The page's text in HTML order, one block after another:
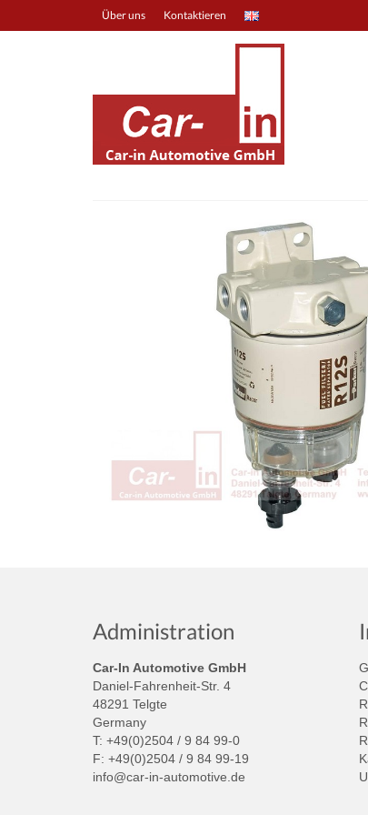
Über uns Kontaktieren
Administration
Car-In Automotive GmbH
Daniel-Fahrenheit-Str. 4
48291 Telgte
Germany
T: +49(0)2504 / 9 84 99-0
F: +49(0)2504 / 9 84 99-19
info@car-in-automotive.de